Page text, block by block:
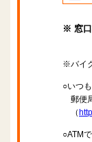
※ 窓口
※バイ
○いつ
郵便
（
○ATM